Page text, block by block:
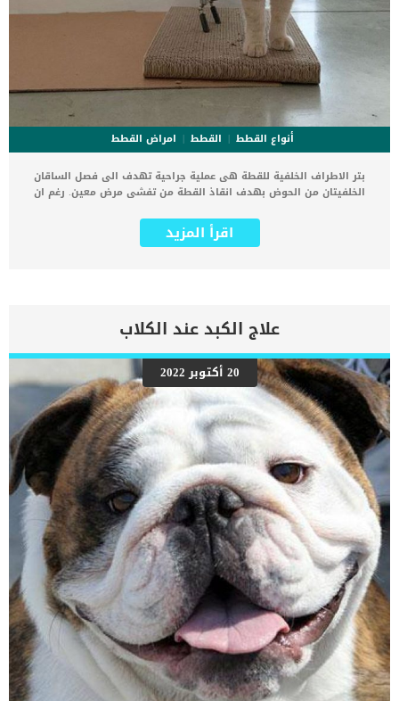
أنواع القطط القطط
امراض القطط
بتر الاطراف الخلفية للقطة هى عملية جراحية تهدف الى فصل الساقان
الخلفيتان من الحوض بهدف انقاذ القطة من تفشى مرض معين. رغم ان
يترددون فى اتخاذ قراره الا انه يعتبر الاقل مضاعفات عن الطرق العلاجية
الأخرى. لا تقلق بشأن الحالة النفسية للقطة الحيوانات غير البشر, يتمكنون
فقدان الطرف الخلفي. فى هذا المقال سوف نتعرف على إجراءات
عمليةبتر الاطراف الخلفية للقطة والوقت المستغرق للتعافى منها وكيف
تتعامل مع قطتك بعد الاصابة. إجراءات عملية بتر الأطراف الخلفية للقطة
هناك بعض الإجراءات التي يحددها الطبيب قبل ان يتخذ قرار بتر الاطراف
الخلفية للقطة مثل : تحاليل البول والدم للتأكد من الصحة العامة للقطة
وتحملها للتخدير الكلى.التأ:د من قوة عضلة القلب والرئتين.منع الطعام عن
القطة فى الليلة التى تسبق العملية. اقرأ ايضا: مخاطر تخدير القطط
والكلاب في العمليات الجراحية وعند البدء فى عملية البتر يسير الطبيب
على الخطوات التالية يقوم بحلاقة شعر القطة من عند الحوض […]
اقرأ المزيد
علاج الكبد عند الكلاب
20 أكتوبر 2022